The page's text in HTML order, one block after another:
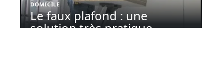
DOMICILE
Le faux plafond : une
solution très pratique